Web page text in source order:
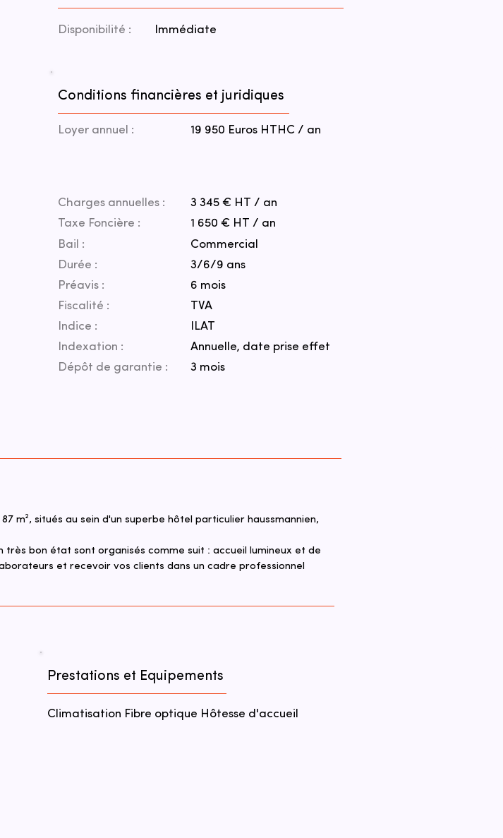
Disponibilité : Immédiate
Conditions financières et juridiques
Loyer annuel : 19 950 Euros HTHC / an
Charges annuelles :
3 345 € HT / an
Taxe Foncière :
1 650 € HT / an
Bail :
Commercial
Durée :
3/6/9 ans
Préavis :
6 mois
Fiscalité :
TVA
Indice :
ILAT
Indexation :
Annuelle, date prise effet
Dépôt de garantie :
3 mois
m², situés au sein d'un superbe hôtel particulier haussmannien,
très bon état sont organisés comme suit : accueil lumineux et de
et recevoir vos clients dans un cadre professionnel
Prestations et Equipements
Climatisation Fibre optique Hôtesse d'accueil